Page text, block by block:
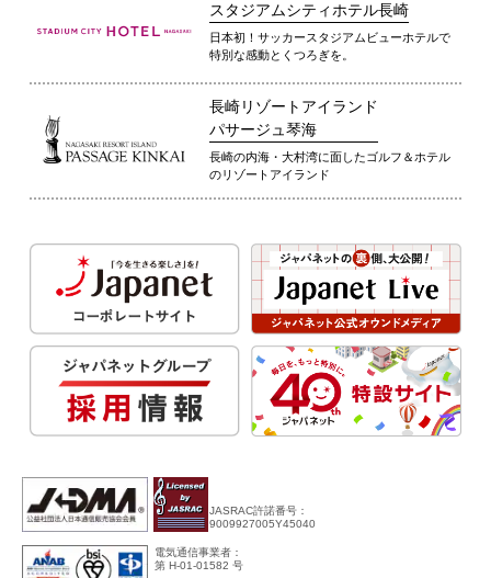
スタジアムシティホテル長崎
日本初！サッカースタジアムビューホテルで
特別な感動とくつろぎを。
長崎リゾートアイランド
パサージュ琴海
長崎の内海・大村湾に面したゴルフ＆ホテル
のリゾートアイランド
JASRAC許諾番号：
9009927005Y45040
電気通信事業者：
第 H-01-01582 号